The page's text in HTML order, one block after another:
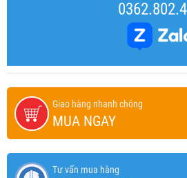
Giao hàng nhanh chóng
MUA NGAY
Tư vấn mua hàng